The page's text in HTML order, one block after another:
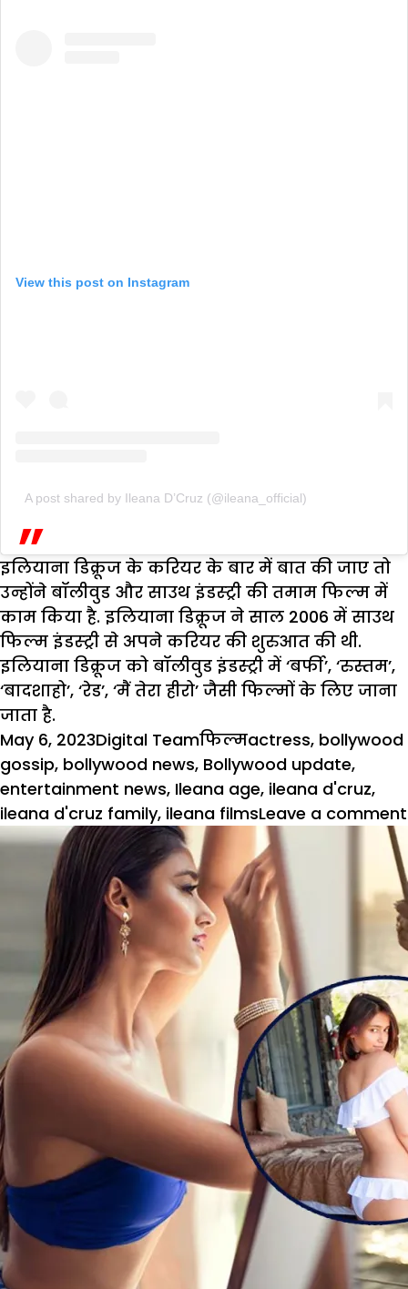
View this post on Instagram
A post shared by Ileana D’Cruz (@ileana_official)
इलियाना डिक्रूज के करियर के बार में बात की जाए तो
उन्होंने बॉलीवुड और साउथ इंडस्ट्री की तमाम फिल्म में
काम किया है. इलियाना डिक्रूज ने साल 2006 में साउथ
फिल्म इंडस्ट्री से अपने करियर की शुरुआत की थी.
इलियाना डिक्रूज को बॉलीवुड इंडस्ट्री में ‘बर्फी’, ‘रुस्तम’,
‘बादशाहो’, ‘रेड’, ‘मैं तेरा हीरो’ जैसी फिल्मों के लिए जाना
जाता है.
Posted
on
May 6, 2023Author
Digital TeamCategories
फिल्मTags
actress, bollywood
gossip, bollywood news, Bollywood update,
entertainment news, Ileana age, ileana d'cruz,
ileana d'cruz family, ileana filmsLeave a comment